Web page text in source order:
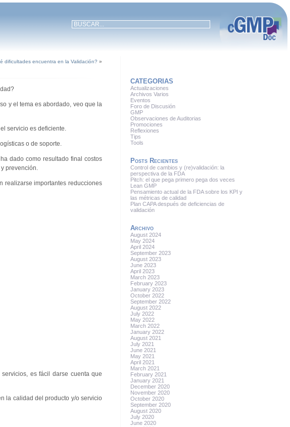
dificultades encuentra en la Validación? »
y el tema es abordado, veo que la
servicio es deficiente.
o de soporte.
dado como resultado final costos
prevención.
realizarse importantes reducciones
es fácil darse cuenta que
la calidad del producto y/o servicio
CATEGORIAS
Actualizaciones
Archivos Varios
Eventos
Foro de Discusión
GMP
Observaciones de Auditorias
Promociones
Reflexiones
Tips
Tools
Posts Recientes
Control de cambios y (re)validación: la
perspectiva de la FDA
Pitch: el que pega primero pega dos veces
Lean GMP
Pensamiento actual de la FDA sobre los KPI y
las métricas de calidad
Plan CAPA después de deficiencias de
validación
Archivo
August 2024
May 2024
April 2024
September 2023
August 2023
June 2023
April 2023
March 2023
February 2023
January 2023
October 2022
September 2022
August 2022
July 2022
May 2022
March 2022
January 2022
August 2021
July 2021
June 2021
May 2021
April 2021
March 2021
February 2021
January 2021
December 2020
November 2020
October 2020
September 2020
August 2020
July 2020
June 2020